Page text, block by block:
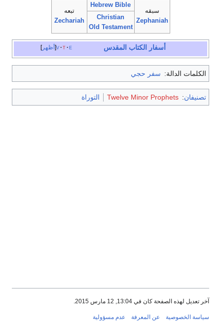
سبقه
Zephaniah
Hebrew Bible
تبعه
Zechariah
Christian
Old Testament
أظهر v t e أسفار الكتاب المقدس
الكلمات الدالة: سفر حجي
تصنيفان:
Twelve Minor Prophets التوراة
آخر تعديل لهذه الصفحة كان في 13:04, 12 مارس 2015.
سياسة الخصوصية عن المعرفة عدم مسؤولية